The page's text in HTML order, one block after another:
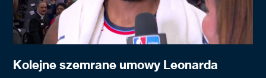
Kolejne szemrane umowy Leonarda